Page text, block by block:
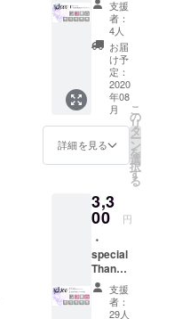
分のプ
リム
ラ」
データ
支援
者：
4人
お届
け予
定：
2020
年08
月
詳細を見る
こ
の
リ
タ
ー
ン
を
選
択
す
る
3,3
00 円
・
special
Thanks
にクレ
ジット
記載 ・
支援
者：
29人